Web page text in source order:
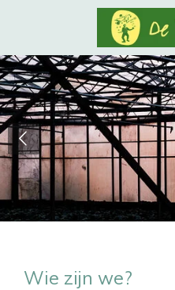
naar
de
hoofdinhoud
Wie zijn we?